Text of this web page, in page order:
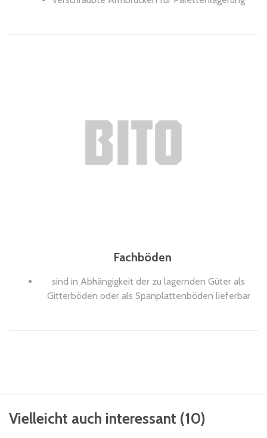
Fachböden
sind in Abhängigkeit der zu lagernden Güter als
Gitterböden oder als Spanplattenböden lieferbar
Vielleicht auch interessant (10)